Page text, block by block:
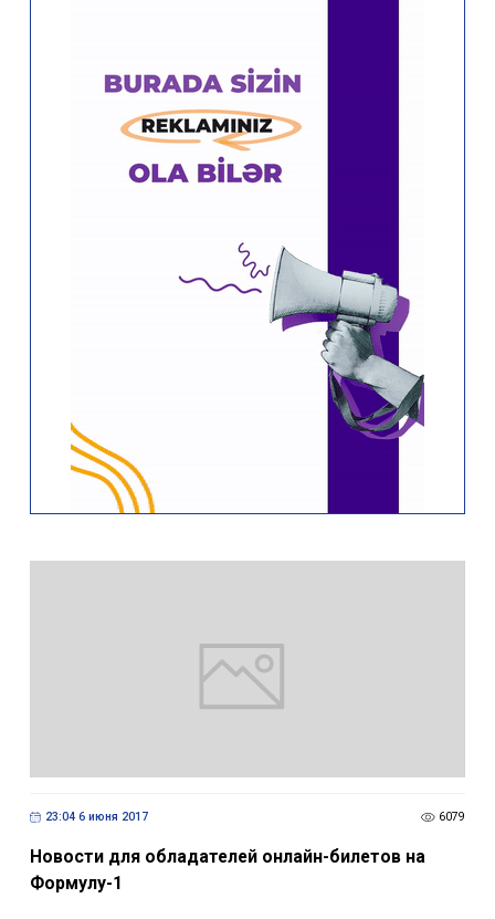
23:04 6 июня 2017 6079
Новости для обладателей онлайн-билетов на
Формулу-1